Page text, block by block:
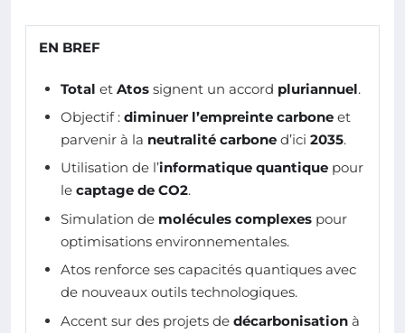
EN BREF
Total et Atos signent un accord pluriannuel.
Objectif : diminuer l’empreinte carbone et
parvenir à la neutralité carbone d’ici 2035.
Utilisation de l’informatique quantique pour
le captage de CO2.
Simulation de molécules complexes pour
optimisations environnementales.
Atos renforce ses capacités quantiques avec
de nouveaux outils technologiques.
Accent sur des projets de décarbonisation à